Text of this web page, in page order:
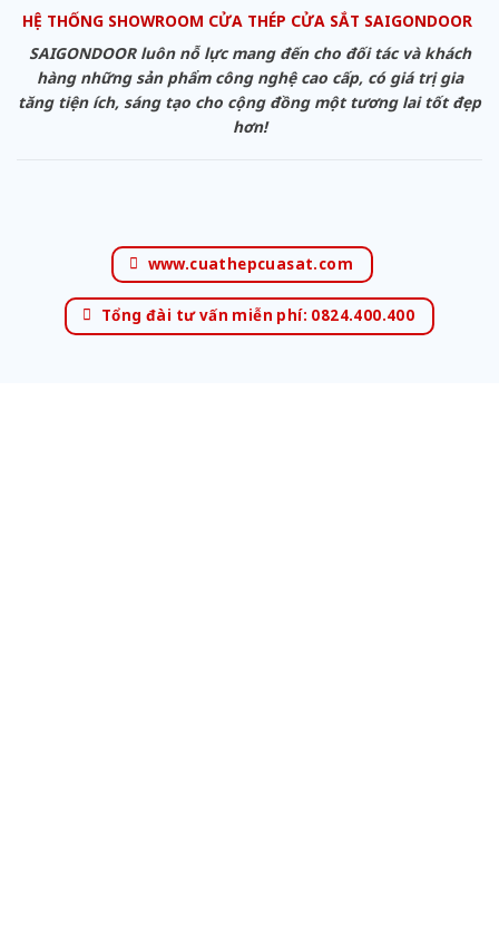
HỆ THỐNG SHOWROOM CỬA THÉP CỬA SẮT SAIGONDOOR
SAIGONDOOR luôn nỗ lực mang đến cho đối tác và khách
hàng những sản phẩm công nghệ cao cấp, có giá trị gia
tăng tiện ích, sáng tạo cho cộng đồng một tương lai tốt đẹp
hơn!
www.cuathepcuasat.com
Tổng đài tư vấn miễn phí: 0824.400.400